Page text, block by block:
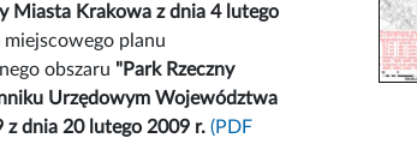
Miasta Krakowa z dnia 4 lutego
miejscowego planu
obszaru "Park Rzeczny
Urzędowym Województwa
z dnia 20 lutego 2009 r. (PDF